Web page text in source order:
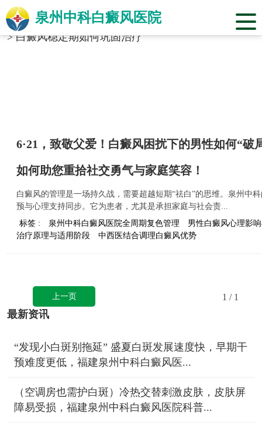
泉州中科白癜风医院
当前位置：福建省泉州市中科白癜风医院
标签合辑
>白癜风稳定期如何巩固治疗
6·21，致敬父爱！白癜风困扰下的男性如何“
如何助您重拾社交勇气与家庭笑容！
白癜风的管理是一场持久战，需要超越短期“祛白”的思维。泉州中
预与心理支持同步。它为患者，尤其是承担家庭与社会责...
标签 :
泉州中科白癜风医院全周期复色管理
男性白癜风心理影
治疗原理与适用阶段
中西医结合调理白癜风优势
上一页 1 / 1
最新资讯
“发现小白斑别拖延” 盛夏白斑发展速度快，早期干
预难度更低，福建泉州中科白癜风医...
（空调房也需护白斑）冷热交替刺激皮肤，皮肤屏
障易受损，福建泉州中科白癜风医院科普...